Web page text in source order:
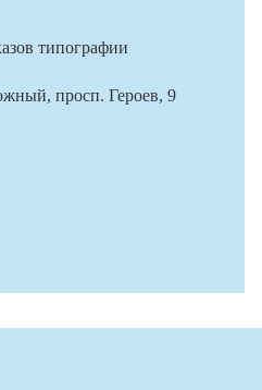
типографии
просп. Героев, 9